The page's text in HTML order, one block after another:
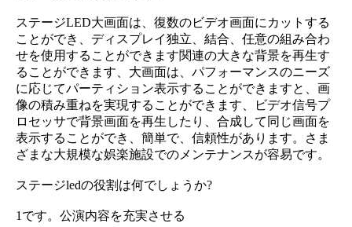
ステージLED大画面は、復数のビデオ画面にカットする
ことができ、ディスプレイ独立、結合、任意の組み合わ
せを使用することができます関連の大きな背景を再生す
ることができます、大画面は、パフォーマンスのニーズ
に応じてパーティション表示することができますと、画
像の積み重ねを実現することができます、ビデオ信号プ
ロセッサで背景画面を再生したり、合成して同じ画面を
表示することができ、簡単で、信頼性があります。さま
ざまな大規模な娯楽施設でのメンテナンスが容易です。
ステージledの役割は何でしょうか?
1です。公演内容を充実させる